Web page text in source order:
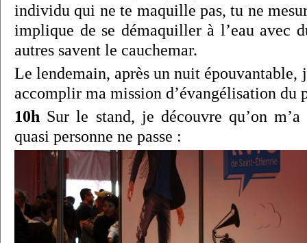
individu qui ne te maquille pas, tu ne
implique de se démaquiller à l’eau avec
autres savent le cauchemar.
Le lendemain, après un nuit épouvantable,
accomplir ma mission d’évangélisation du
10h Sur le stand, je découvre qu’on
quasi personne ne passe :